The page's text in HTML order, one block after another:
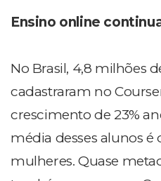
Ensino online
No Brasil, 4,8 milhões
cadastraram no
crescimento de 23%
média desses alunos é
mulheres. Quase